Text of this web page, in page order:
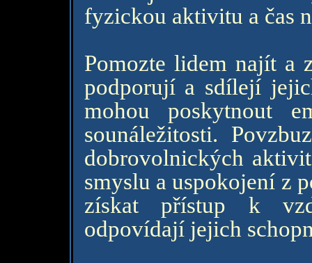
fyzickou aktivitu a čas
Pomozte lidem najít a
podporují a sdílejí
mohou poskytnout
sounáležitosti.
dobrovolnických
smyslu a uspokojení z
získat přístup k
odpovídají jejich